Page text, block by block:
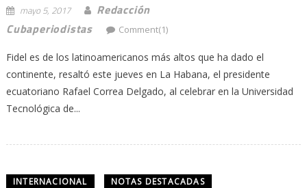
mayo 5, 2017
Redacción
Cubaperiodistas
Comment(1)
Fidel es de los latinoamericanos más altos que ha dado el
continente, resaltó este jueves en La Habana, el presidente
ecuatoriano Rafael Correa Delgado, al celebrar en la Universidad
Tecnológica de...
INTERNACIONAL NOTAS DESTACADAS